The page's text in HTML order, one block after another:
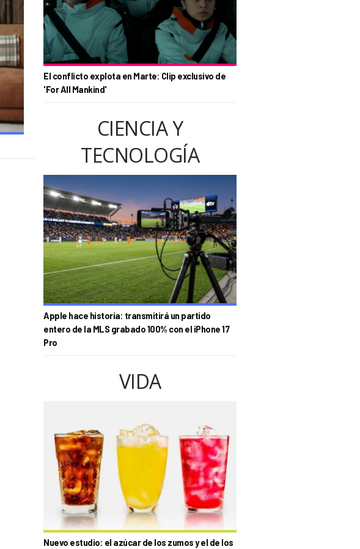
El conflicto explota en Marte: Clip exclusivo de
'For All Mankind'
CIENCIA Y
TECNOLOGÍA
Apple hace historia: transmitirá un partido
entero de la MLS grabado 100% con el iPhone 17
Pro
VIDA
Nuevo estudio: el azúcar de los zumos y el de los